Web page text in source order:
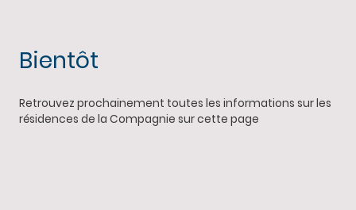
Bientôt
Retrouvez prochainement toutes les informations sur les
résidences de la Compagnie sur cette page